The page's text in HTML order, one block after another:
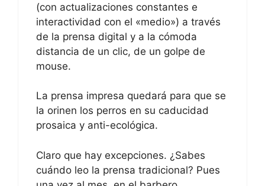
(con actualizaciones constantes e
interactividad con el «medio») a través
de la prensa digital y a la cómoda
distancia de un clic, de un golpe de
mouse.
La prensa impresa quedará para que se
la orinen los perros en su caducidad
prosaica y anti-ecológica.
Claro que hay excepciones. ¿Sabes
cuándo leo la prensa tradicional? Pues